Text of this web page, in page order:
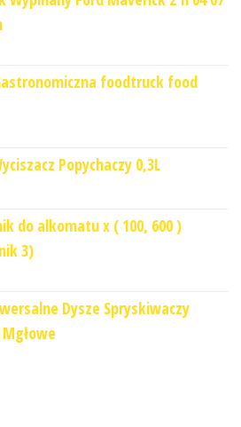
foodtruck food
Popychaczy 0,3L
do alkomatu x ( 100, 600 )
3)
Dysze Spryskiwaczy